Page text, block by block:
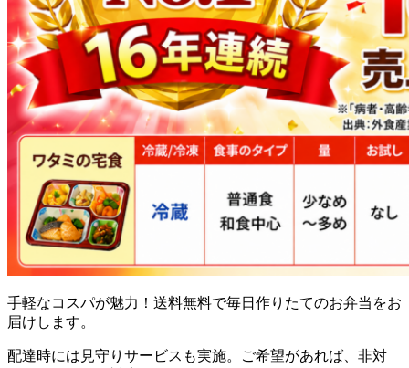
手軽なコスパが魅力！送料無料で毎日作りたてのお弁当をお
届け します。
配達時には見守りサービスも実施。ご希望があれば、非対